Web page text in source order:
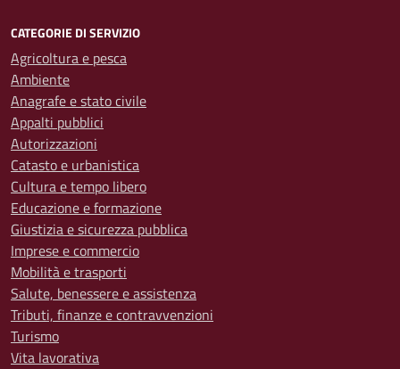
CATEGORIE DI SERVIZIO
Agricoltura e pesca
Ambiente
Anagrafe e stato civile
Appalti pubblici
Autorizzazioni
Catasto e urbanistica
Cultura e tempo libero
Educazione e formazione
Giustizia e sicurezza pubblica
Imprese e commercio
Mobilità e trasporti
Salute, benessere e assistenza
Tributi, finanze e contravvenzioni
Turismo
Vita lavorativa